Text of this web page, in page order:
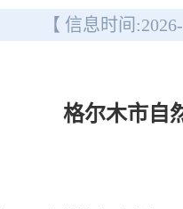
【 信息时间:
格尔木市自